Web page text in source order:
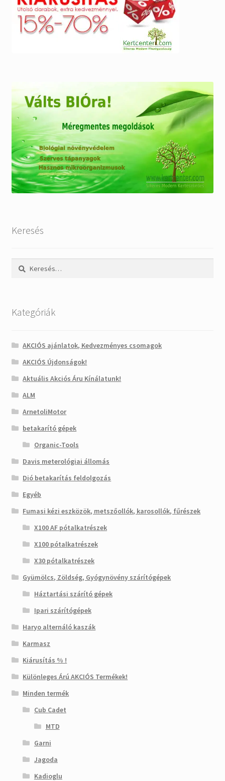
Keresés
Keresés:
Kategóriák
AKCIÓS ajánlatok, Kedvezményes csomagok
AKCIÓS Újdonságok!
Aktuális Akciós Áru Kínálatunk!
ALM
ArnetoliMotor
betakarító gépek
Organic-Tools
Davis meterológiai állomás
Dió betakarítás feldolgozás
Egyéb
Fumasi kézi eszközök, metszőollók, karosollók, fűrészek
X100 AF pótalkatrészek
X100 pótalkatrészek
X30 pótalkatrészek
Gyümölcs, Zöldség, Gyógynövény szárítógépek
Háztartási szárító gépek
Ipari szárítógépek
Haryo alternáló kaszák
Karmasz
Kiárusítás % !
Különleges Árú AKCIÓS Termékek!
Minden termék
Cub Cadet
MTD
Garni
Jagoda
Kadioglu